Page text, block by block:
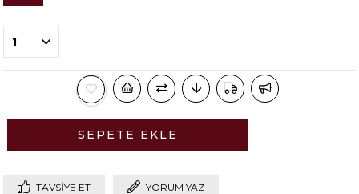
TAVSIYE ET YORUM YAZ